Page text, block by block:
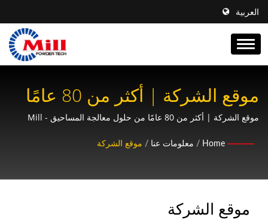
العربية
موقع الشركة | أكثر من 80 عامًا
من حلول معالجة المساحيق - Mill
Powder Tech
موقع الشركة | أكثر من 80 عامًا من حلول معالجة المساحيق - Mill
Home
/ معلومات عنا / موقع الشركة
موقع الشركة